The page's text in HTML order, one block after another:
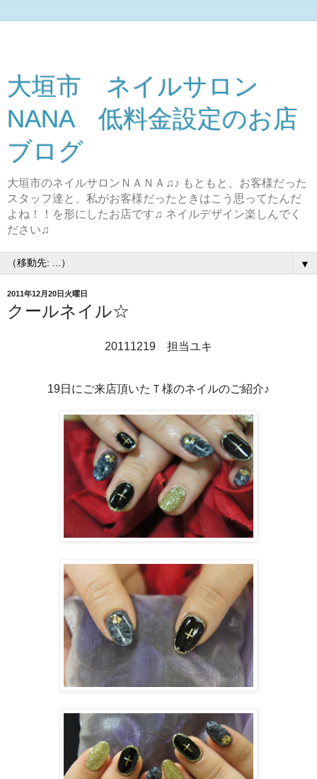
大垣市 ネイルサロン
NANA 低料金設定のお店
ブログ
大垣市のネイルサロンＮＡＮＡ♫♪ もともと、お客様だった
スタッフ達と、私がお客様だったときはこう思ってたんだ
よね！！を形にしたお店です♫ ネイルデザイン楽しんでく
ださい♫
▼
2011年12月20日火曜日
クールネイル☆
20111219 担当ユキ
19日にご来店頂いたＴ様のネイルのご紹介♪